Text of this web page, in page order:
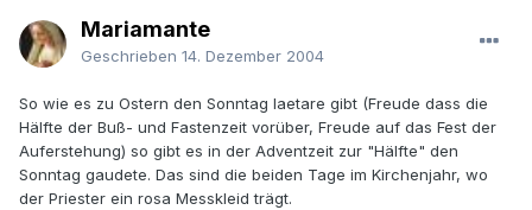
Mariamante
Geschrieben 14. Dezember 2004
So wie es zu Ostern den Sonntag laetare gibt (Freude dass die
Hälfte der Buß- und Fastenzeit vorüber, Freude auf das Fest der
Auferstehung) so gibt es in der Adventzeit zur "Hälfte" den
Sonntag gaudete. Das sind die beiden Tage im Kirchenjahr, wo
der Priester ein rosa Messkleid trägt.